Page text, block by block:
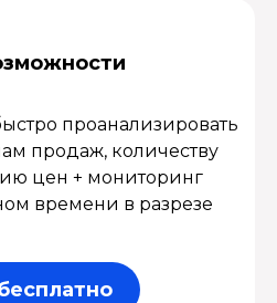
проанализировать
продаж, количеству
цен + мониторинг
времени в разрезе